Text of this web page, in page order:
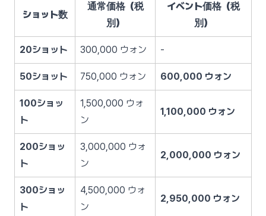
ショット数
通常価格（税
別）
イベント価格（税
別）
20ショット 300,000 ウォン -
50ショット 750,000 ウォン 600,000 ウォン
100ショッ
ト
1,500,000 ウォ
ン
1,100,000 ウォン
200ショッ
ト
3,000,000 ウォ
ン
2,000,000 ウォン
300ショッ
ト
4,500,000 ウォ
ン
2,950,000 ウォン